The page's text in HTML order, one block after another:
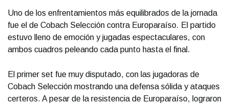
Uno de los enfrentamientos más equilibrados de la jornada
fue el de Cobach Selección contra Europaraíso. El partido
estuvo lleno de emoción y jugadas espectaculares, con
ambos cuadros peleando cada punto hasta el final.
El primer set fue muy disputado, con las jugadoras de
Cobach Selección mostrando una defensa sólida y ataques
certeros. A pesar de la resistencia de Europaraíso, lograron